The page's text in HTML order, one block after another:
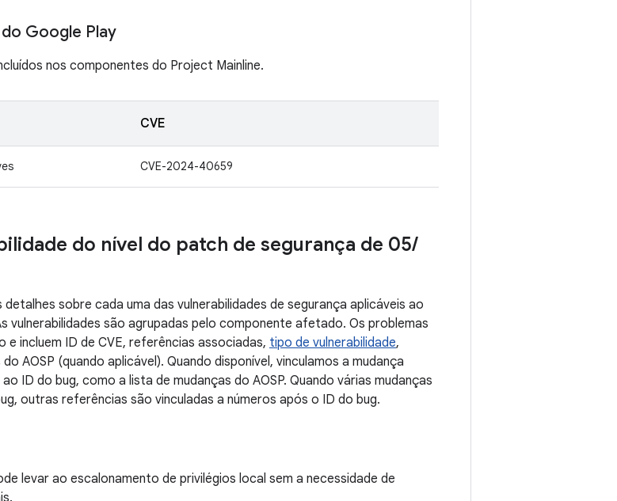
Google Play
nos componentes do Project Mainline.
CVE
CVE-2024-40659
do nível do patch de segurança de 05/
sobre cada uma das vulnerabilidades de segurança aplicáveis ao
vulnerabilidades são agrupadas pelo componente afetado. Os problemas
incluem ID de CVE, referências associadas, tipo de vulnerabilidade,
AOSP (quando aplicável). Quando disponível, vinculamos a mudança
ID do bug, como a lista de mudanças do AOSP. Quando várias mudanças
outras referências são vinculadas a números após o ID do bug.
levar ao escalonamento de privilégios local sem a necessidade de